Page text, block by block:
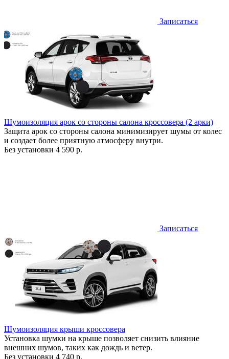
Записаться
Шумоизоляция арок со стороны салона кроссовера (2 арки)
Защита арок со стороны салона минимизирует шумы от колес
и создает более приятную атмосферу внутри.
Без установки 4 590 р.
Записаться
Шумоизоляция крыши кроссовера
Установка шумки на крыше позволяет снизить влияние
внешних шумов, таких как дождь и ветер.
Без установки 4 740 р.